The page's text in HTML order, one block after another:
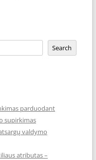
Search
parduodant
supirkimas
valdymo
atributas –